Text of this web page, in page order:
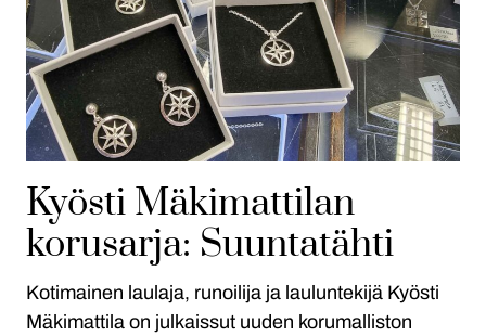
Kyösti Mäkimattilan
korusarja: Suuntatähti
Kotimainen laulaja, runoilija ja lauluntekijä Kyösti
Mäkimattila on julkaissut uuden korumalliston